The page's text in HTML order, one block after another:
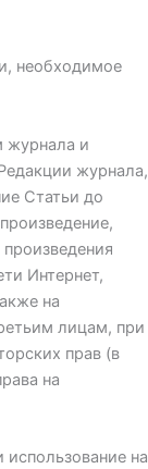
необходимое
журнала и
журнала,
Статьи до
Интернет,
на
лицам, при
прав (в
на
на